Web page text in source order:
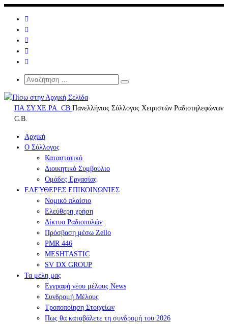
Μετάβαση
περιεχόμενο
Search
Αναζήτηση
Αναζήτηση
ΠΑ.ΣΥ.ΧΕ.ΡΑ. CB Πανελλήνιος Σύλλογος Χειριστών Ραδιοτηλεφώνων
C.B.
Αρχική
Ο Σύλλογος
Καταστατικό
Διοικητικό Συμβούλιο
Ομάδες Εργασίας
ΕΛΕΎΘΕΡΕΣ ΕΠΙΚΟΙΝΩΝΊΕΣ
Νομικό πλαίσιο
Ελεύθερη χρήση
Δίκτυο Ραδιοπυλών
Πρόσβαση μέσω Zello
PMR 446
MESHTASTIC
SV DX GROUP
Τα μέλη μας
Εγγραφή νέου μέλους News
Συνδρομή Μέλους
Τροποποίηση Στοιχείων
Πως θα καταβάλετε τη συνδρομή του 2026